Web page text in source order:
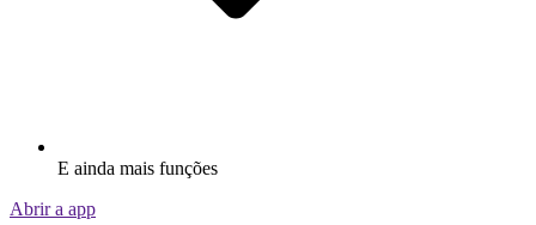
E ainda mais funções
Abrir a app